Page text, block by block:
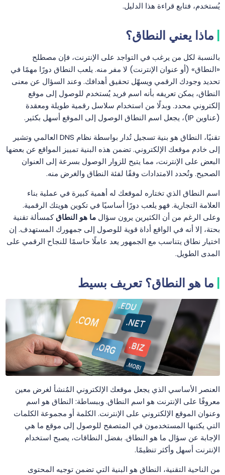
يُستخدم، فتابع قراءة هذا الدليل.
ماذا يعني النطاق؟
بالنسبة لكل من يرغب في التواجد على الإنترنت، فإن مصطلح
«النطاق» (أو عنوان الإنترنت) لا مفر منه. يلعب النطاق دورًا مهمًا في
تحديد وجودك الرقمي ويسهّل تحقيق أهدافك. وعند السؤال عن معنى
النطاق، يمكن تعريفه بأنه اسم فريد يُستخدم للوصول إلى موقع
إلكتروني محدد. وبدلًا من استخدام سلاسل رقمية طويلة ومعقدة
(عناوين IP)، يجعل اسم النطاق الوصول إلى الموقع أسهل بكثير.
تقنيًا، النطاق هو بنية تسجيل تُدار بواسطة نظام DNS العالمي وتشير
إلى خادم موقعك الإلكتروني. تضمن هذه البنية تمييز المواقع عن بعضها
البعض على الإنترنت، مما يتيح للزوار الوصول بسرعة إلى العنوان
الصحيح. وتُحدد الامتدادات وفقًا لفئة النطاق والغرض منه.
اسم النطاق الذي تختاره لموقعك له أهمية كبيرة في عملية بناء
العلامة التجارية. فهو يلعب دورًا أساسيًا في تكوين هويتك الرقمية.
وعلى الرغم من أن الكثيرين يرون سؤالما هو النطاقكمسألة تقنية
بحتة، إلا أنه في الواقع أداة قوية للوصول إلى جمهورك المستهدف. إن
اختيار نطاق يتناسب مع الجمهور يعد عاملًا حاسمًا للنجاح الرقمي على
المدى الطويل.
ما هو النطاق؟ تعريف بسيط
العنصر الأساسي الذي يجعل موقعك الإلكتروني المُنشأ لغرض معين
معروفًا على الإنترنت هو اسم النطاق. وببساطة: النطاق هو اسم
وعنوان الموقع الإلكتروني على الإنترنت. الكلمة أو مجموعة الكلمات
التي يكتبها المستخدمون في المتصفح للوصول إلى موقع ما هي
الإجابة عن سؤال ما هو النطاق. بفضل النطاقات، يصبح استخدام
الإنترنت أسهل وأكثر تنظيمًا.
من الناحية التقنية، النطاق هو البنية التي تضمن توجيه المحتوى